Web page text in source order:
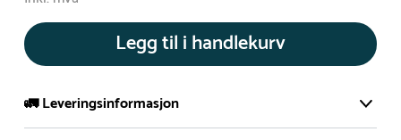
Legg til i handlekurv
🚛 Leveringsinformasjon